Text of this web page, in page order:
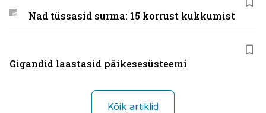
Nad tüssasid surma: 15 korrust kukkumist
Gigandid laastasid päikesesüsteemi
Kõik artiklid